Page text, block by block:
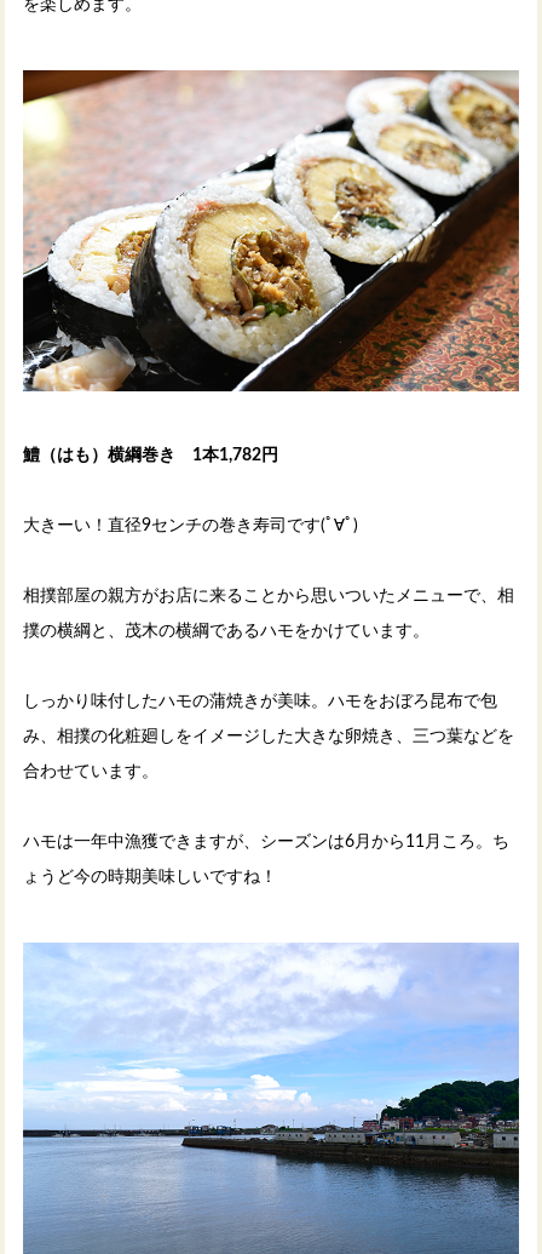
を楽しめます。
鱧（はも）横綱巻き 1本1,782円
大きーい！直径9センチの巻き寿司です(ﾟ∀ﾟ)
相撲部屋の親方がお店に来ることから思いついたメニューで、相
撲の横綱と、茂木の横綱であるハモをかけています。
しっかり味付したハモの蒲焼きが美味。ハモをおぼろ昆布で包
み、相撲の化粧廻しをイメージした大きな卵焼き、三つ葉などを
合わせています。
ハモは一年中漁獲できますが、シーズンは6月から11月ころ。ち
ょうど今の時期美味しいですね！